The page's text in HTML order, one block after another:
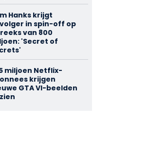
Hanks krijgt
in spin-off op
van 800
'Secret of
miljoen Netflix-
krijgen
GTA VI-beelden